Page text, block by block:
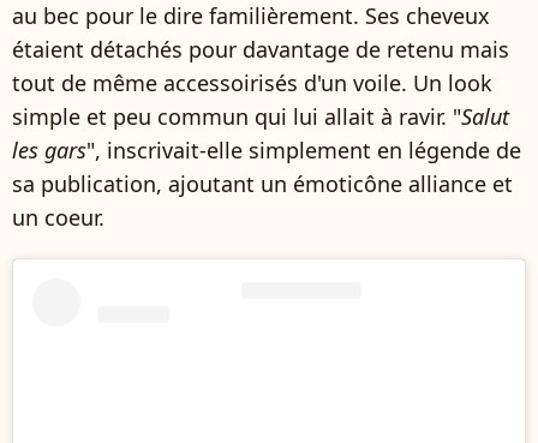
au bec pour le dire familièrement. Ses cheveux
étaient détachés pour davantage de retenu mais
tout de même accessoirisés d'un voile. Un look
simple et peu commun qui lui allait à ravir. "Salut
les gars", inscrivait-elle simplement en légende de
sa publication, ajoutant un émoticône alliance et
un coeur.